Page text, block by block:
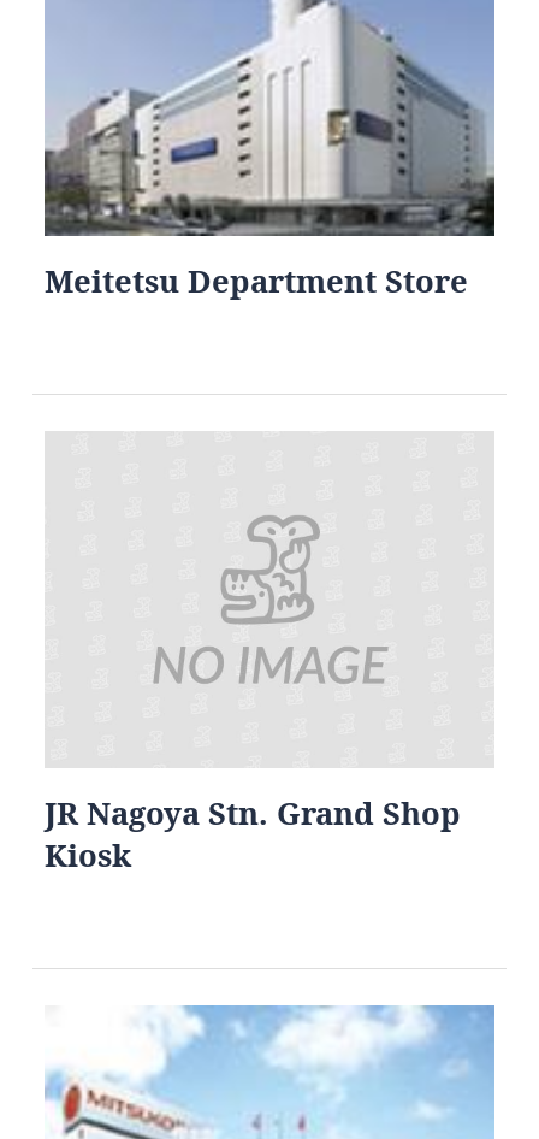
Meitetsu Department Store
JR Nagoya Stn. Grand Shop
Kiosk